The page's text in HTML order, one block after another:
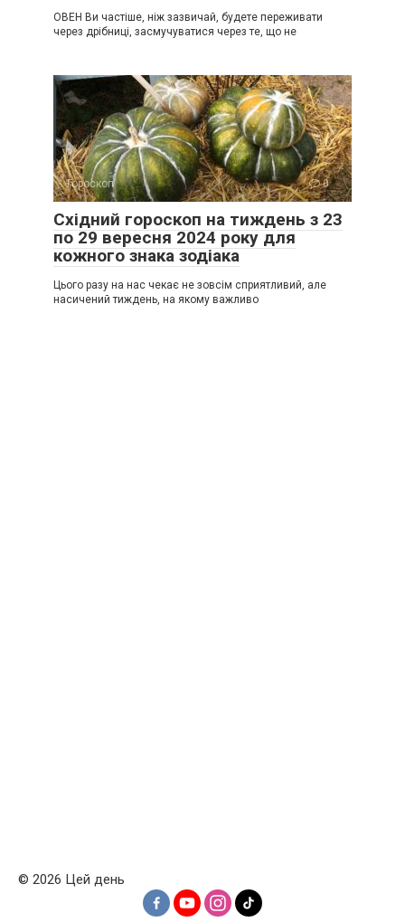
ОВЕН Ви частіше, ніж зазвичай, будете переживати
через дрібниці, засмучуватися через те, що не
Гороскоп 0
Східний гороскоп на тиждень з 23
по 29 вересня 2024 року для
кожного знака зодіака
Цього разу на нас чекає не зовсім сприятливий, але
насичений тиждень, на якому важливо
© 2026 Цей день